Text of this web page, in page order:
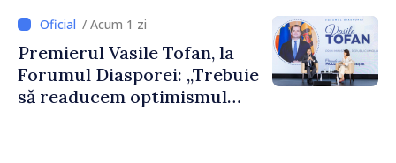
dumneavoastră pentru a
construi comunități mai
puternice”
/ Acum 1 zi
Premierul Vasile Tofan, la
Forumul Diasporei: „Trebuie
să readucem optimismul